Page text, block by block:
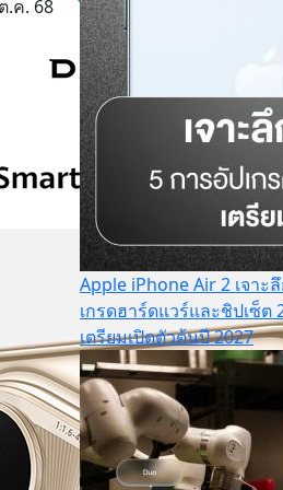
.ค. 68
Apple iPhone Air 2 เจาะ
เกรดฮาร์ดแวร์และชิปเซ็ต
เตรียมเปิดตัวต้นปี 2027